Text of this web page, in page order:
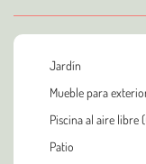
Jardín
Mueble para
Piscina al aire libre
Patio